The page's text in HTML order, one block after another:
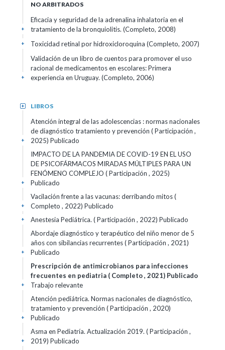
NO ARBITRADOS
Eficacia y seguridad de la adrenalina inhalatoria en el
tratamiento de la bronquiolitis. (Completo, 2008)
+
Toxicidad retinal por hidroxicloroquina (Completo, 2007)
+
Validación de un libro de cuentos para promover el uso
racional de medicamentos en escolares: Primera
experiencia en Uruguay. (Completo, 2006)
+
LIBROS
+
Atención integral de las adolescencias : normas nacionales
de diagnóstico tratamiento y prevención ( Participación ,
2025) Publicado
+
IMPACTO DE LA PANDEMIA DE COVID-19 EN EL USO
DE PSICOFÁRMACOS MIRADAS MÚLTIPLES PARA UN
FENÓMENO COMPLEJO ( Participación , 2025)
Publicado
+
Vacilación frente a las vacunas: derribando mitos (
Completo , 2022) Publicado
+
Anestesia Pediátrica. ( Participación , 2022) Publicado
+
Abordaje diagnóstico y terapéutico del niño menor de 5
años con sibilancias recurrentes ( Participación , 2021)
Publicado
+
Prescripción de antimicrobianos para infecciones
frecuentes en pediatria ( Completo , 2021) Publicado
Trabajo relevante
+
Atención pediátrica. Normas nacionales de diagnóstico,
tratamiento y prevención ( Participación , 2020)
Publicado
+
Asma en Pediatría. Actualización 2019. ( Participación ,
2019) Publicado
+